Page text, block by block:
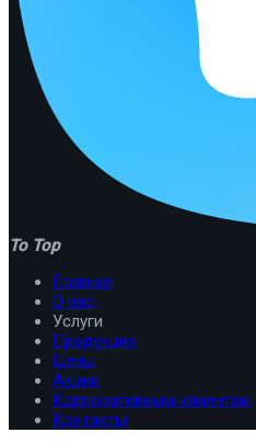
To Top
Главная
О нас
Услуги
Продукция
Цены
Акции
Корпоративным клиентам
Контакты